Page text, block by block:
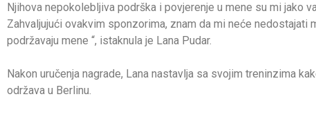
Njihova nepokolebljiva podrška i povjerenje u mene su mi jako
Zahvaljujući ovakvim sponzorima, znam da mi neće
podržavaju mene “, istaknula je Lana Pudar.
Nakon uručenja nagrade, Lana nastavlja sa svojim treninzima
održava u Berlinu.